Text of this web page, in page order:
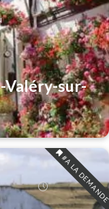
Valéry-sur-
#A LA